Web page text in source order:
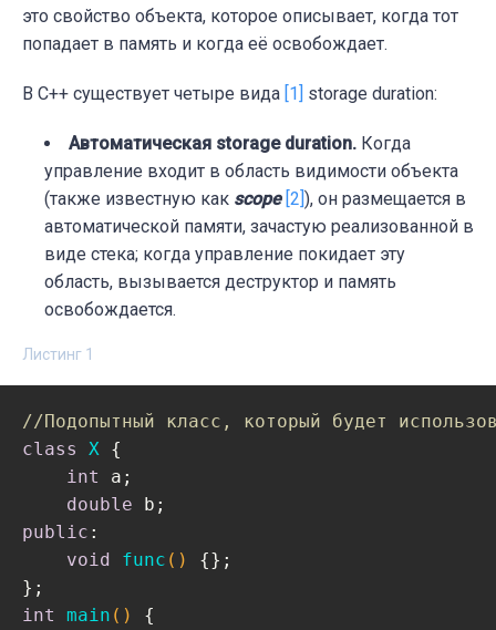
это свойство объекта, которое описывает, когда тот
попадает в память и когда её освобождает.
В C++ существует четыре вида [1] storage duration:
Автоматическая storage duration. Когда
управление входит в область видимости объекта
(также известную как scope [2]), он размещается в
автоматической памяти, зачастую реализованной в
виде стека; когда управление покидает эту
область, вызывается деструктор и память
освобождается.
Листинг 1
//Подопытный класс, который будет
class
X {
int
a;
double
public :
void
func ()
{};
int
main ()
{